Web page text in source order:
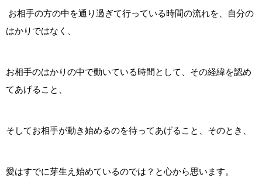
お相手の方の中を通り過ぎて行っている時間の流れを、自分の
はかりではなく、
お相手のはかりの中で動いている時間として、その経緯を認め
てあげること、
そしてお相手が動き始めるのを待ってあげること、そのとき、
愛はすでに芽生え始めているのでは？ と心から思います。